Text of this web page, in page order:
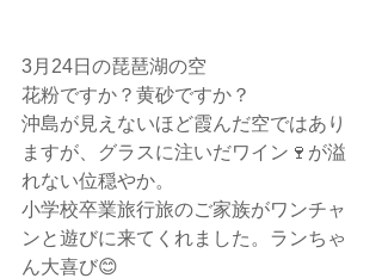
3月24日の琵琶湖の空
花粉ですか？黄砂ですか？
沖島が見えないほど霞んだ空ではあり
ますが、グラスに注いだワイン🍷が溢
れない位穏やか。
小学校卒業旅行旅のご家族がワンチャ
ンと遊びに来てくれました。ランちゃ
ん大喜び😊